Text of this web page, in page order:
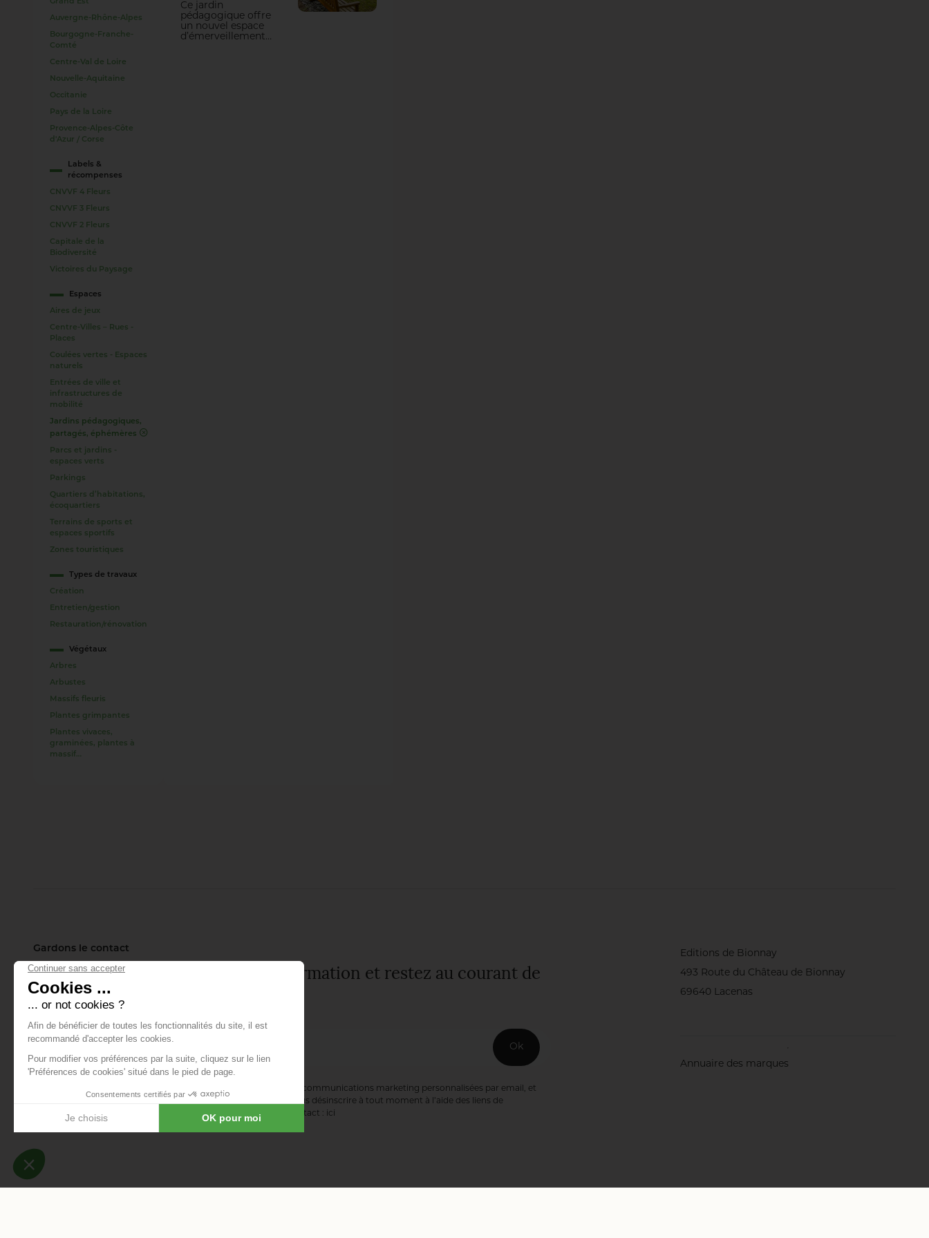
Grand Est
Auvergne-Rhône-Alpes
Bourgogne-Franche-
Comté
Centre-Val de Loire
Nouvelle-Aquitaine
Occitanie
Pays de la Loire
Provence-Alpes-Côte
d'Azur / Corse
Labels &
récompenses
CNVVF 4 Fleurs
CNVVF 3 Fleurs
CNVVF 2 Fleurs
Capitale de la
Biodiversité
Victoires du Paysage
Espaces
Aires de jeux
Centre-Villes – Rues -
Places
Coulées vertes - Espaces
naturels
Entrées de ville et
infrastructures de
mobilité
Jardins pédagogiques,
partagés, éphémères
Parcs et jardins -
espaces verts
Parkings
Quartiers d’habitations,
écoquartiers
Terrains de sports et
espaces sportifs
Zones touristiques
Types de travaux
Création
Entretien/gestion
Restauration/rénovation
Végétaux
Arbres
Arbustes
Massifs fleuris
Plantes grimpantes
Plantes vivaces,
graminées, plantes à
massif…
Ce jardin
pédagogique offre
un nouvel espace
d’émerveillement
Gardons le contact
Inscrivez-vous à notre lettre d'information et restez au courant de
tout ce qui se passe.
Ok
En vous abonnant à la newsletter, vous acceptez de recevoir des communications marketing personnalisées par email, et
politique de confidentialité
. Vous pouvez vous désinscrire à tout moment à l’aide des liens de
désinscription ou en nous contactant via notre formulaire de contact : ici
Editions de Bionnay
493 Route du Château de Bionnay
69640 Lacenas
Annuaire des marques